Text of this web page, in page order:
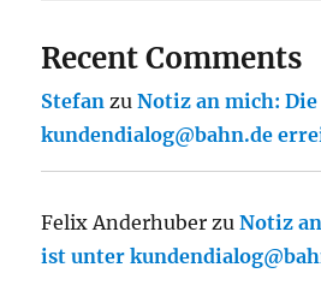
Recent Comments
Stefan zuNotiz an mich:
kundendialog@bahn.de
Felix Anderhuber zuNotiz
ist unter